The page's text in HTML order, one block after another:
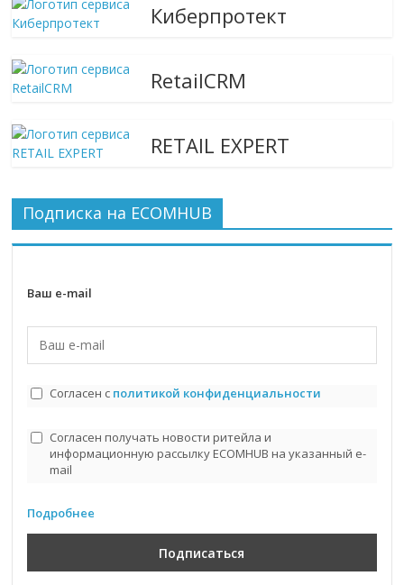
Киберпротект
RetailCRM
RETAIL EXPERT
Подписка на ECOMHUB
Ваш e-mail
Согласен с политикой конфиденциальности
Согласен получать новости ритейла и
информационную рассылку ECOMHUB на указанный e-
mail
Подробнее